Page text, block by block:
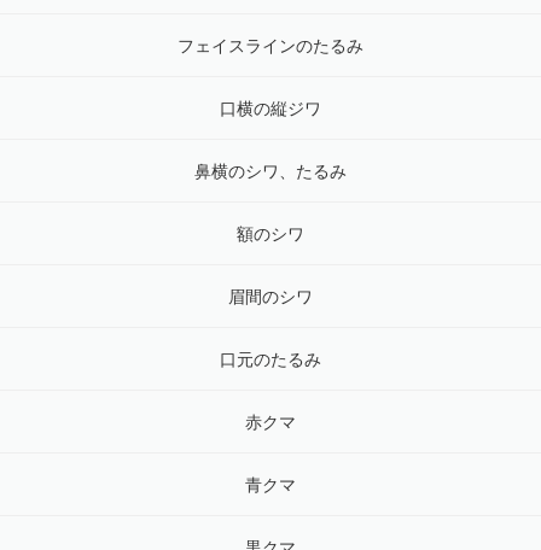
フェイスラインのたるみ
口横の縦ジワ
鼻横のシワ、たるみ
額のシワ
眉間のシワ
口元のたるみ
赤クマ
青クマ